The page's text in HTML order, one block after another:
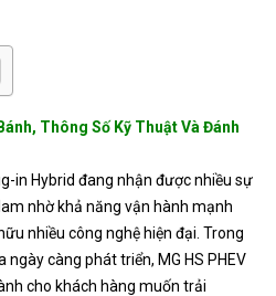
Thông Số Kỹ Thuật Và Đánh
in Hybrid đang nhận được nhiều sự
nhờ khả năng vận hành mạnh
nhiều công nghệ hiện đại. Trong
ngày càng phát triển, MG HS PHEV
cho khách hàng muốn trải